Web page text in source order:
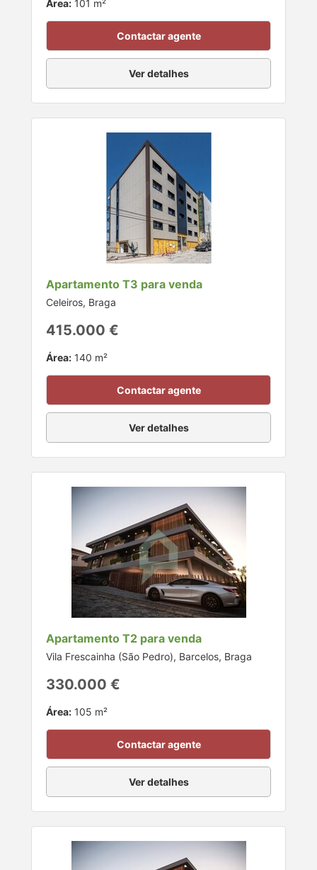
Área: 101 m²
Contactar agente
Ver detalhes
Apartamento T3 para venda
Celeiros, Braga
415.000 €
Área: 140 m²
Contactar agente
Ver detalhes
Apartamento T2 para venda
Vila Frescainha (São Pedro), Barcelos, Braga
330.000 €
Área: 105 m²
Contactar agente
Ver detalhes